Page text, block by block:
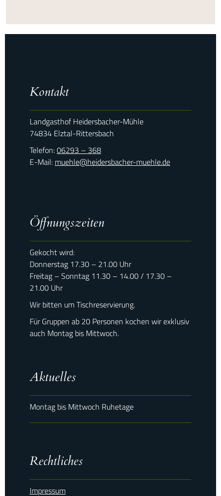
Kontakt
Landgasthof Heidersbacher-Mühle
74834 Elztal-Rittersbach
Telefon:06293 – 368
E-Mail: muehle@heidersbacher-muehle.de
Öffnungszeiten
Gekocht wird:
Donnerstag 17.30 – 21.00 Uhr
Freitag – Sonntag 11.30 – 14.00 / 17.30 –
21.00 Uhr
Wir bitten um Tischreservierung.
Für Gruppen ab 20 Personen kochen wir exklusiv
auch Montag bis Mittwoch.
Aktuelles
Montag bis Mittwoch Ruhetage
Rechtliches
Impressum